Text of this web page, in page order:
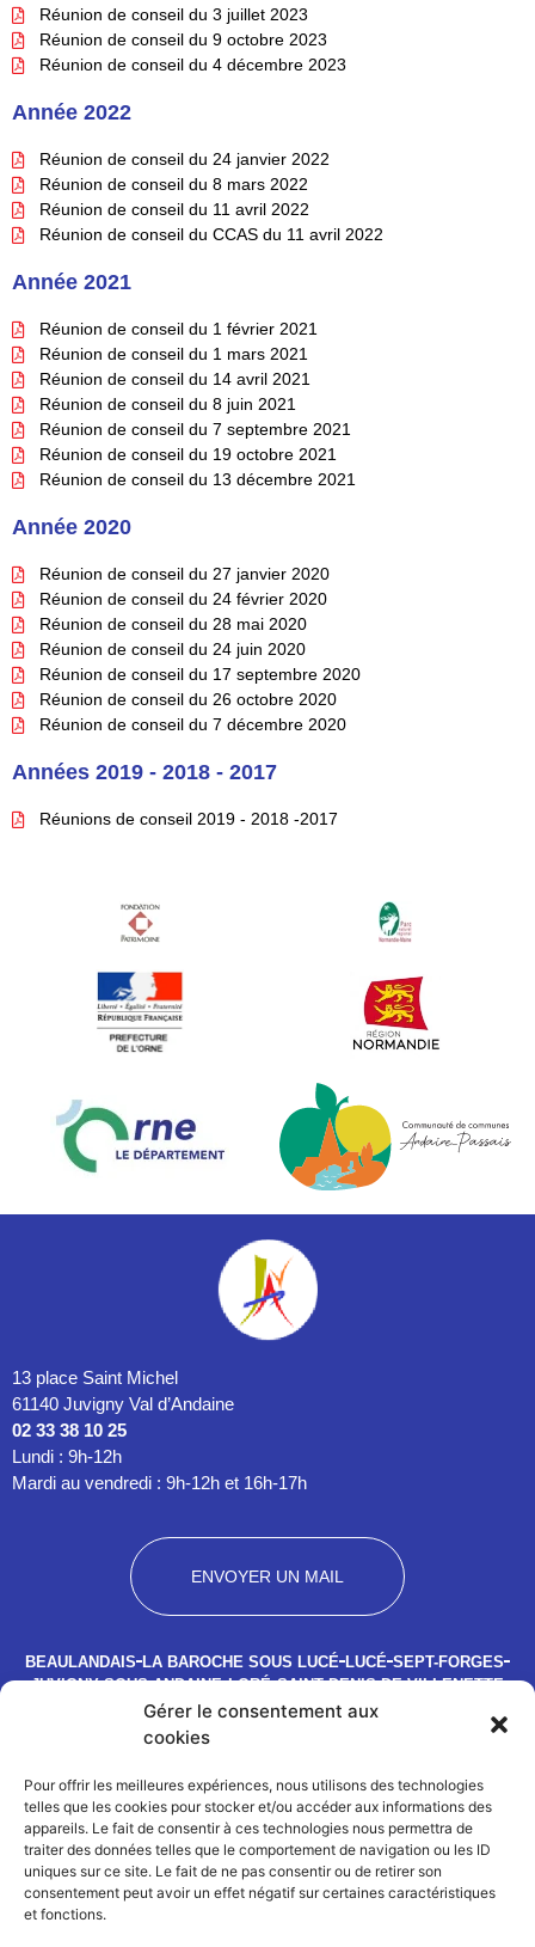
Gérer le consentement aux
cookies
Pour offrir les meilleures expériences, nous utilisons des technologies
telles que les cookies pour stocker et/ou accéder aux informations des
appareils. Le fait de consentir à ces technologies nous permettra de
traiter des données telles que le comportement de navigation ou les ID
uniques sur ce site. Le fait de ne pas consentir ou de retirer son
consentement peut avoir un effet négatif sur certaines caractéristiques
et fonctions.
Réunion de conseil du 3 juillet 2023
Réunion de conseil du 9 octobre 2023
Réunion de conseil du 4 décembre 2023
Année 2022
Réunion de conseil du 24 janvier 2022
Réunion de conseil du 8 mars 2022
Réunion de conseil du 11 avril 2022
Réunion de conseil du CCAS du 11 avril 2022
Année 2021
Réunion de conseil du 1 février 2021
Réunion de conseil du 1 mars 2021
Réunion de conseil du 14 avril 2021
Réunion de conseil du 8 juin 2021
Réunion de conseil du 7 septembre 2021
Réunion de conseil du 19 octobre 2021
Réunion de conseil du 13 décembre 2021
Année 2020
Réunion de conseil du 27 janvier 2020
Réunion de conseil du 24 février 2020
Réunion de conseil du 28 mai 2020
Réunion de conseil du 24 juin 2020
Réunion de conseil du 17 septembre 2020
Réunion de conseil du 26 octobre 2020
Réunion de conseil du 7 décembre 2020
Années 2019 - 2018 - 2017
Réunions de conseil 2019 - 2018 -2017
13 place Saint Michel
61140 Juvigny Val d’Andaine
02 33 38 10 25
Lundi : 9h-12h
Mardi au vendredi : 9h-12h et 16h-17h
ENVOYER UN MAIL
BEAULANDAIS LA BAROCHE SOUS LUCÉ LUCÉ SEPT-FORGES
JUVIGNY SOUS ANDAINE LORÉ SAINT DENIS DE VILLENETTE
Plan du site
Politique de confidentialité
Juvigny Val d'Andaine